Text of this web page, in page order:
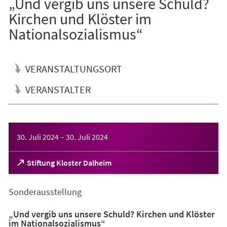
Kirchen und Klöster im
Nationalsozialismus“
VERANSTALTUNGSORT
VERANSTALTER
30. Juli 2024– 30. Juli 2024
Stiftung Kloster Dalheim
(Öffnet
in
neuen
Sonderausstellung
„Und vergib uns unsere Schuld? Kirchen und Klöster
im Nationalsozialismus“